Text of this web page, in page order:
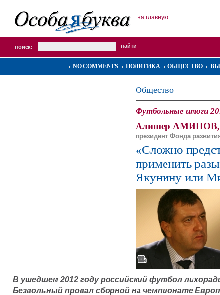
на главную
поиск:
NO COMMENTS ПОЛИТИКА ОБЩЕСТВО
Общество
Футбольные итоги
Алишер АМИНОВ,
президент Фонда
«Сложно
применить
Якунину или
В ушедшем 2012 году российский футбол
Безвольный провал сборной на чемпионате